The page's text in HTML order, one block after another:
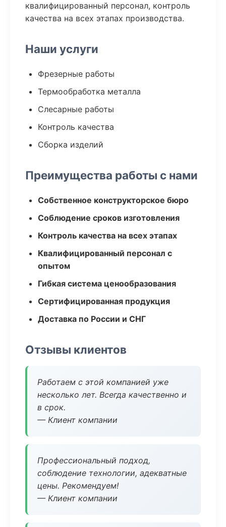
квалифицированный персонал, контроль
качества на всех этапах производства.
Наши услуги
Фрезерные работы
Термообработка металла
Слесарные работы
Контроль качества
Сборка изделий
Преимущества работы с нами
Собственное конструкторское бюро
Соблюдение сроков изготовления
Контроль качества на всех этапах
Квалифицированный персонал с
опытом
Гибкая система ценообразования
Сертифицированная продукция
Доставка по России и СНГ
Отзывы клиентов
Работаем с этой компанией уже
несколько лет. Всегда качественно и
в срок.
— Клиент компании
Профессиональный подход,
соблюдение технологии, адекватные
цены. Рекомендуем!
— Клиент компании